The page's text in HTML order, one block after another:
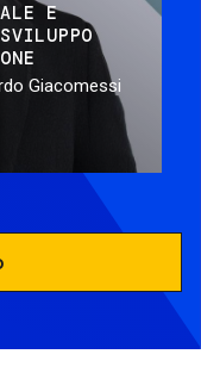
E
SVILUPPO
Giacomessi